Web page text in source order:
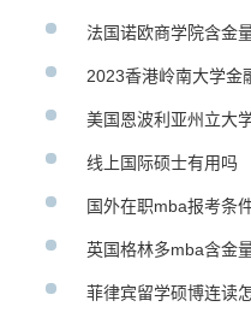
法国诺欧商学院含金
2023香港岭南大学金
美国恩波利亚州立大
线上国际硕士有用吗
国外在职mba报考条
英国格林多mba含金
菲律宾留学硕博连读